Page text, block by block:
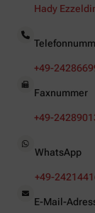
Hady
+49-
Faxnummer
+49-
WhatsApp
+49-
E-Mail-